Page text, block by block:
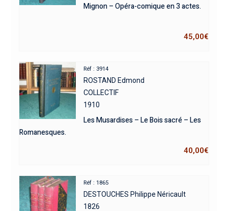
Mignon – Opéra-comique en 3 actes.
45,00€
Réf : 3914
ROSTAND Edmond
COLLECTIF
1910
Les Musardises – Le Bois sacré – Les
Romanesques.
40,00€
Réf : 1865
DESTOUCHES Philippe Néricault
1826